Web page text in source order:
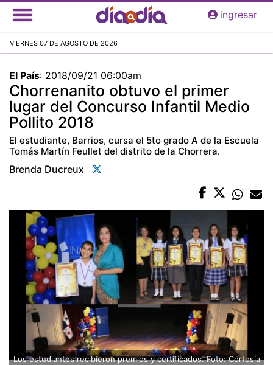
Pasar
al
principal
ingresar
VIERNES 07 DE AGOSTO DE 2026
El País: 2018/09/21 06:00am
Chorrenanito obtuvo el primer
lugar del Concurso Infantil Medio
Pollito 2018
El estudiante, Barrios, cursa el 5to grado A de la Escuela
Tomás Martín Feullet del distrito de la Chorrera.
Brenda Ducreux
Los estudiantes recibieron premios y certificados. Foto: Cortesía